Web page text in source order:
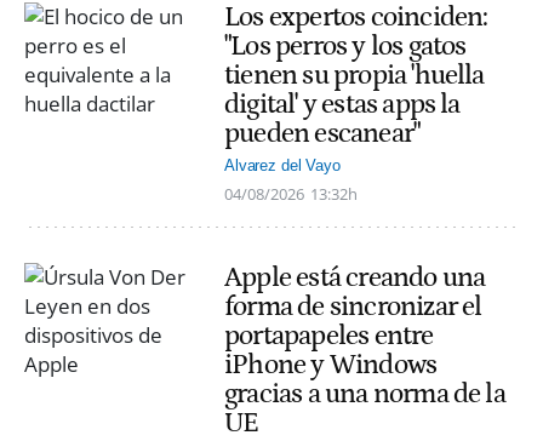
Los expertos coinciden:
"Los perros y los gatos
tienen su propia 'huella
digital' y estas apps la
pueden escanear"
Alvarez del Vayo
04/08/2026 13:32h
Apple está creando una
forma de sincronizar el
portapapeles entre
iPhone y Windows
gracias a una norma de la
UE